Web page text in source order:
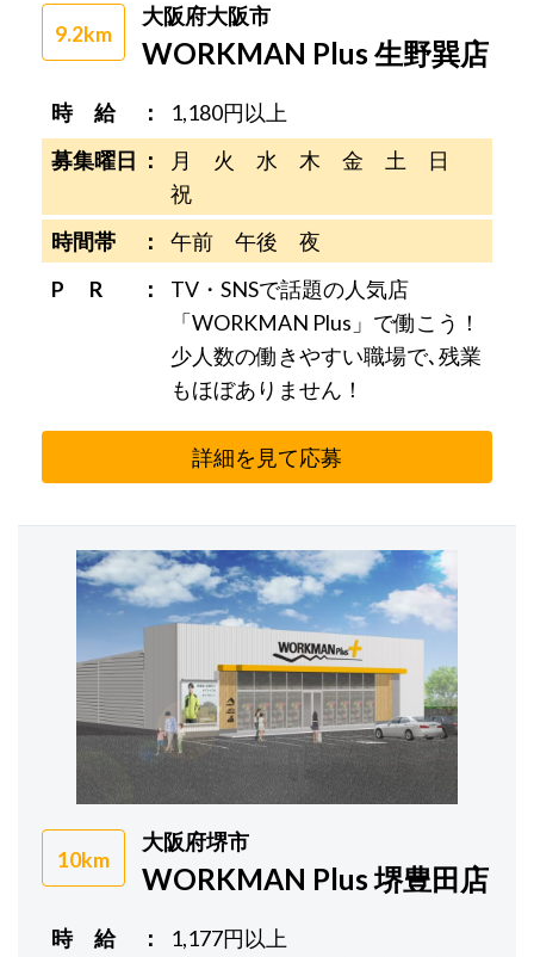
9.2km
大阪府大阪市
WORKMAN Plus 生野巽店
時 給
1,180円以上
募集曜日
月 火 水 木 金 土 日
祝
時間帯
午前 午後 夜
P R
TV・SNSで話題の人気店
「WORKMAN Plus」で働こう！
少人数の働きやすい職場で､残業
もほぼありません！
詳細を見て応募
10km
大阪府堺市
WORKMAN Plus 堺豊田店
時 給
1,177円以上